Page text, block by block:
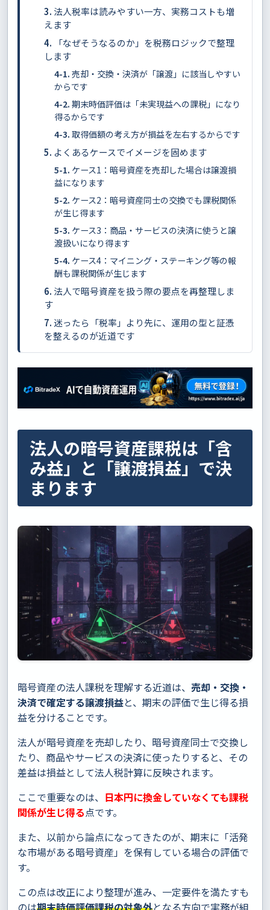
法人税率は読みやすい一方、実務コストも増
えます
「なぜそうなるのか」を税務ロジックで整理
します
売却・交換・決済が「譲渡」に該当しやすい
からです
期末時価評価は「未実現益への課税」になり
得るからです
取得価額の考え方が損益を左右するからです
よくあるケースでイメージを固めます
ケース1：暗号資産を売却した場合は譲渡損
益になります
ケース2：暗号資産同士の交換でも課税関係
が生じ得ます
ケース3：商品・サービスの決済に使うと譲
渡扱いになり得ます
ケース4：マイニング・ステーキング等の報
酬も課税関係が生じます
法人で暗号資産を扱う際の要点を再整理しま
す
迷ったら「税率」より先に、運用の型と証憑
を整えるのが近道です
法人の暗号資産課税は「含
み益」と「譲渡損益」で決
まります
暗号資産の法人課税を理解する近道は、 売却・交換・
決済で確定する譲渡損益と、期末の評価で生じ得る損
益を分けることです。
法人が暗号資産を売却したり、暗号資産同士で交換し
たり、商品やサービスの決済に使ったりすると、その
差益は損益として法人税計算に反映されます。
ここで重要なのは、 日本円に換金していなくても課税
関係が生じ得る点です。
また、以前から論点になってきたのが、期末に「活発
な市場がある暗号資産」を保有している場合の評価で
す。
この点は改正により整理が進み、一定要件を満たすも
のは期末時価評価課税の対象外となる方向で実務が組